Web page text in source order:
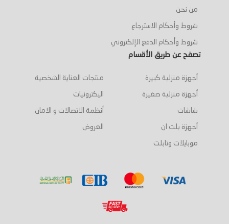
من نحن
شروط وأحكام الاسترجاع
شروط وأحكام الدفع الإلكتروني
تصفح عن طريق الأقسام
أجهزة منزلية كبيرة
أجهزة منزلية صغيرة
شاشات
أجهزة بلت ان
موبايلات وتابلت
منتجات العناية الشخصية
اليكترونيات
أنظمة الاتصالات و الامان
العروض